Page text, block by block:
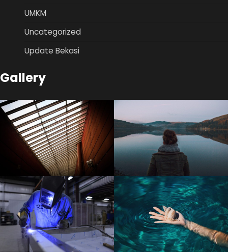
UMKM
Uncategorized
Update Bekasi
Gallery